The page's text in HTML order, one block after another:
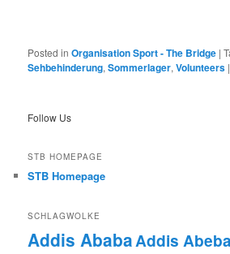
Posted in Organisation Sport - The Bridge |
Sehbehinderung,Sommerlager,Volunteers |
Follow Us
STB HOMEPAGE
STB Homepage
SCHLAGWOLKE
Addis AbabaAddis Abeba